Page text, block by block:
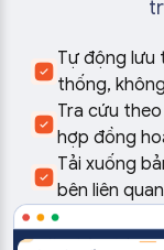
Tự động lưu
thống,
Tra cứu
hợp đồng
Tải xuống
bên liên quan